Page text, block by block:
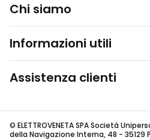
Chi siamo
Informazioni utili
Assistenza clienti
© ELETTROVENETA SPA Società
della Navigazione Interna, 48 - 35129